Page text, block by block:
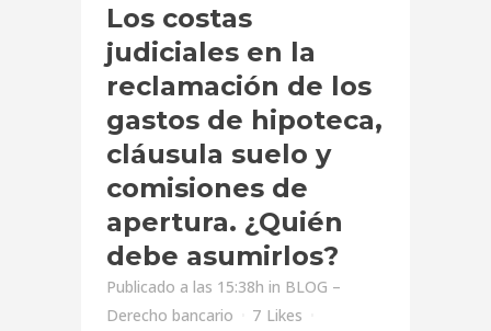
Los costas
judiciales en la
reclamación de los
gastos de hipoteca,
cláusula suelo y
comisiones de
apertura. ¿Quién
debe asumirlos?
Publicado a las 15:38h in BLOG –
Derecho bancario
7 Likes